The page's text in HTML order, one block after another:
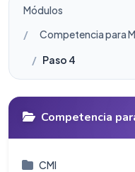
Módulos
Competencia para
Paso 4
Competencia
CMI